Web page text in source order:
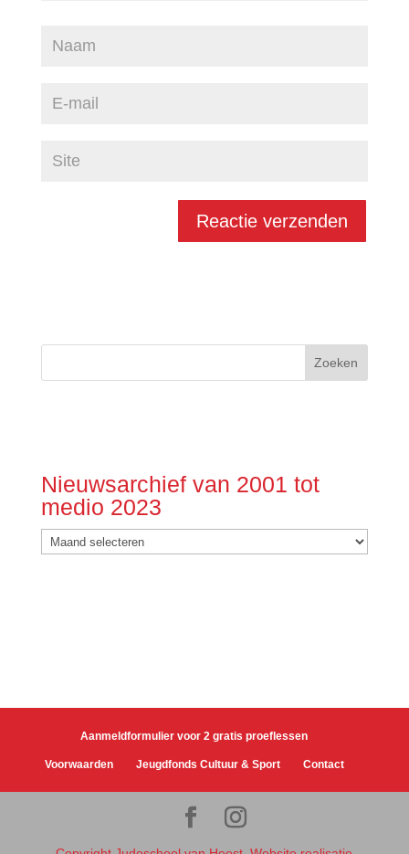
Nieuwsarchief van 2001 tot
medio 2023
Nieuwsarchief
van
Aanmeldformulier voor 2 gratis proeflessen
Voorwaarden Jeugdfonds Cultuur & Sport Contact